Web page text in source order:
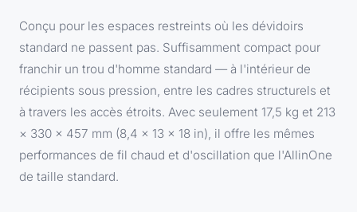
Conçu pour les espaces restreints où les dévidoirs
standard ne passent pas. Suffisamment compact pour
franchir un trou d'homme standard — à l'intérieur de
récipients sous pression, entre les cadres structurels et
à travers les accès étroits. Avec seulement 17,5 kg et 213
× 330 × 457 mm (8,4 × 13 × 18 in), il offre les mêmes
performances de fil chaud et d'oscillation que l'AllinOne
de taille standard.